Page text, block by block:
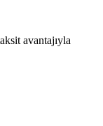
avantajıyla